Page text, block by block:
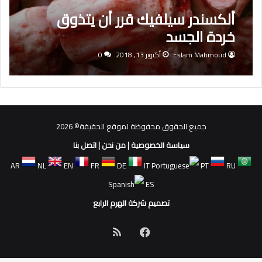
ألكسندر سيلفيك قرر أن يتذوق
خردة الجسد
Eslam Mahmoud أكتوبر 13, 2018 0
جميع الحقوق محفوظة لموقع الحقيقة© 2026
سياسة الخصوصية|من نحن|اتصل بنا
AR
NL EN FR DE IT PT
RU
ES
تصميم شركة الهرم الرابع
فيسبوك